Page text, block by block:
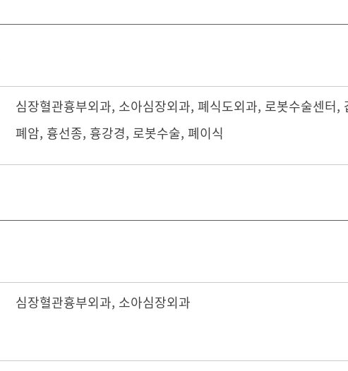
심장혈관흉부외과, 소아심장외과, 폐식도외과, 로봇수술센터,
폐암, 흉선종, 흉강경, 로봇수술, 폐이식
심장혈관흉부외과, 소아심장외과